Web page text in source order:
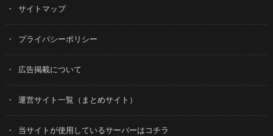
サイトマップ
プライバシーポリシー
広告掲載について
運営サイト一覧（まとめサイト）
当サイトが使用しているサーバーはコチラ